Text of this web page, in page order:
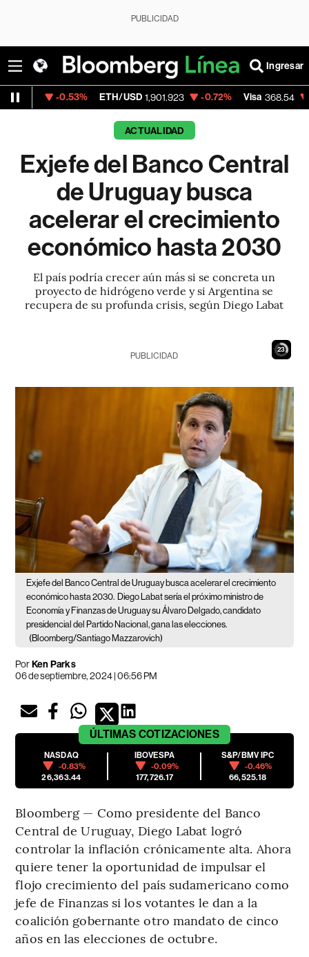
PUBLICIDAD
Ingresar
ETH/USD 1,901.923 -0.72% Visa 368.54 -0.28%
ACTUALIDAD
Exjefe del Banco Central
de Uruguay busca
acelerar el crecimiento
económico hasta 2030
El país podría crecer aún más si se concreta un
proyecto de hidrógeno verde y si Argentina se
recupera de su profunda crisis, según Diego Labat
21
PUBLICIDAD
Exjefe del Banco Central de Uruguay busca acelerar el crecimiento
económico hasta 2030. Diego Labat sería el próximo ministro de
Economía y Finanzas de Uruguay su Álvaro Delgado, candidato
presidencial del Partido Nacional, gana las elecciones.
(Bloomberg/Santiago Mazzarovich)
PorKen Parks
06 de septiembre, 2024 | 06:56 PM
ÚLTIMAS COTIZACIONES
NASDAQ
-0.83%
26,363.44
IBOVESPA
-0.09%
177,726.17
S&P/BMV IPC
-0.46%
66,525.18
Bloomberg — Como presidente del Banco
Central de Uruguay, Diego Labat logró
controlar la inflación crónicamente alta. Ahora
quiere tener la oportunidad de impulsar el
flojo crecimiento del país sudamericano como
jefe de Finanzas si los votantes le dan a la
coalición gobernante otro mandato de cinco
años en las elecciones de octubre.